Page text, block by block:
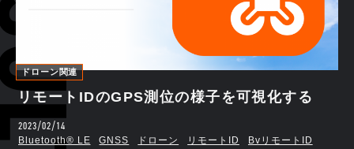
ドローン関連
リモートIDのGPS測位の様子を可視化する
2023/02/14
Bluetooth®︎ LE GNSS ドローン リモートID BvリモートID